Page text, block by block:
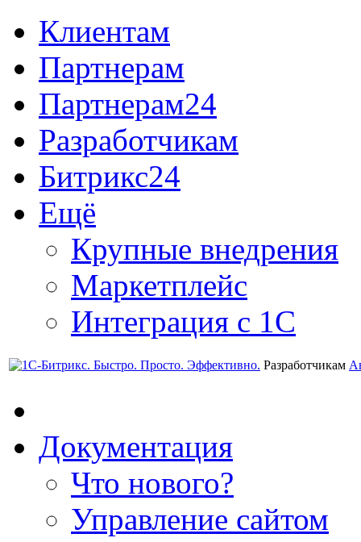
Клиентам
Партнерам
Партнерам24
Разработчикам
Битрикс24
Ещё
Крупные внедрения
Маркетплейс
Интеграция с 1С
Разработчикам
Документация
Что нового?
Управление сайтом